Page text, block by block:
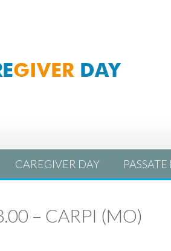
CAREGIVER DAY
– CARPI (MO)